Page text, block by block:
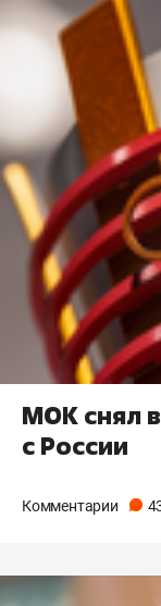
МОК снял
с России
Комментарии